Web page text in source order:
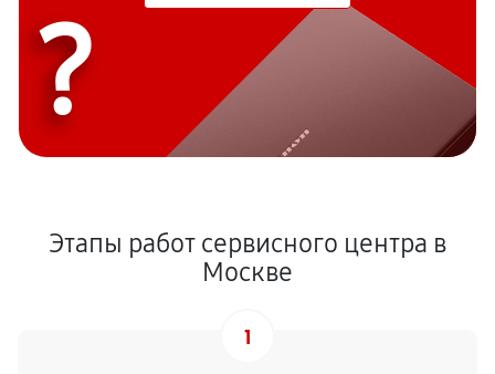
?
Этапы работ сервисного центра в
Москве
1